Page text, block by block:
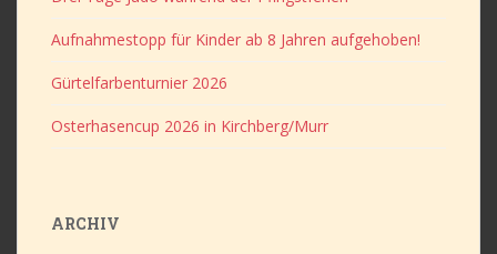
Aufnahmestopp für Kinder ab 8 Jahren aufgehoben!
Gürtelfarbenturnier 2026
Osterhasencup 2026 in Kirchberg/Murr
ARCHIV